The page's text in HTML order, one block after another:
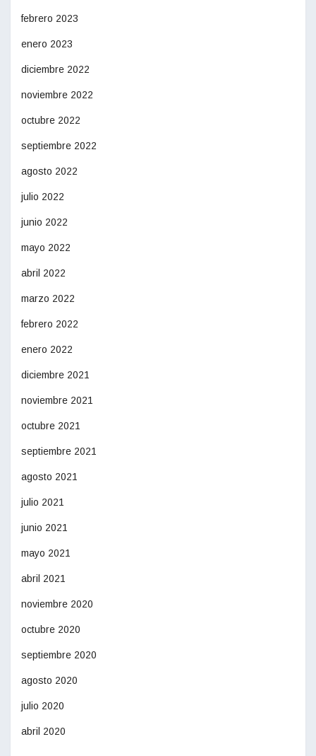
febrero 2023
enero 2023
diciembre 2022
noviembre 2022
octubre 2022
septiembre 2022
agosto 2022
julio 2022
junio 2022
mayo 2022
abril 2022
marzo 2022
febrero 2022
enero 2022
diciembre 2021
noviembre 2021
octubre 2021
septiembre 2021
agosto 2021
julio 2021
junio 2021
mayo 2021
abril 2021
noviembre 2020
octubre 2020
septiembre 2020
agosto 2020
julio 2020
abril 2020